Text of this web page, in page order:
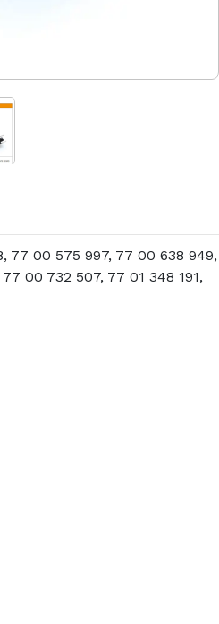
77 00 575 997, 77 00 638 949,
00 732 507, 77 01 348 191,